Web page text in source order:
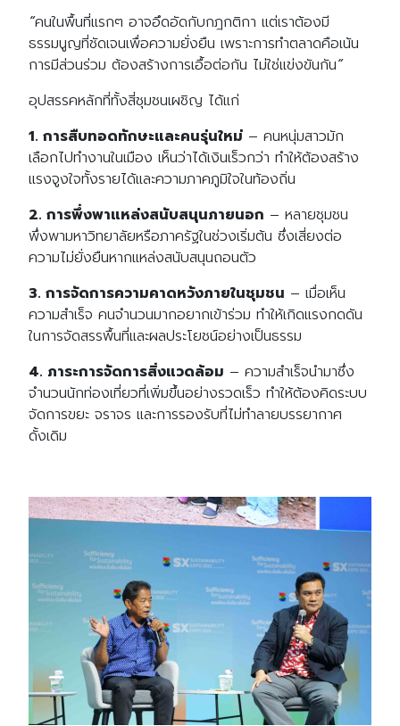
Search
for: Search
“คนในพื้นที่แรกๆ อาจอึดอัดกับกฎกติกา แต่เราต้องมี
ธรรมนูญที่ชัดเจนเพื่อความยั่งยืน เพราะการทำตลาดคือเน้น
การมีส่วนร่วม ต้องสร้างการเอื้อต่อกัน ไม่ใช่แข่งขันกัน“
อุปสรรคหลักที่ทั้งสี่ชุมชนเผชิญ ได้แก่
1. การสืบทอดทักษะและคนรุ่นใหม่ – คนหนุ่มสาวมัก
เลือกไปทำงานในเมือง เห็นว่าได้เงินเร็วกว่า ทำให้ต้องสร้าง
แรงจูงใจทั้งรายได้และความภาคภูมิใจในท้องถิ่น
2. การพึ่งพาแหล่งสนับสนุนภายนอก – หลายชุมชน
พึ่งพามหาวิทยาลัยหรือภาครัฐในช่วงเริ่มต้น ซึ่งเสี่ยงต่อ
ความไม่ยั่งยืนหากแหล่งสนับสนุนถอนตัว
3. การจัดการความคาดหวังภายในชุมชน – เมื่อเห็น
ความสำเร็จ คนจำนวนมากอยากเข้าร่วม ทำให้เกิดแรงกดดัน
ในการจัดสรรพื้นที่และผลประโยชน์อย่างเป็นธรรม
4. ภาระการจัดการสิ่งแวดล้อม – ความสำเร็จนำมาซึ่ง
จำนวนนักท่องเที่ยวที่เพิ่มขึ้นอย่างรวดเร็ว ทำให้ต้องคิดระบบ
จัดการขยะ จราจร และการรองรับที่ไม่ทำลายบรรยากาศ
ดั้งเดิม